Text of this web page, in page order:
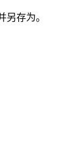
存为。